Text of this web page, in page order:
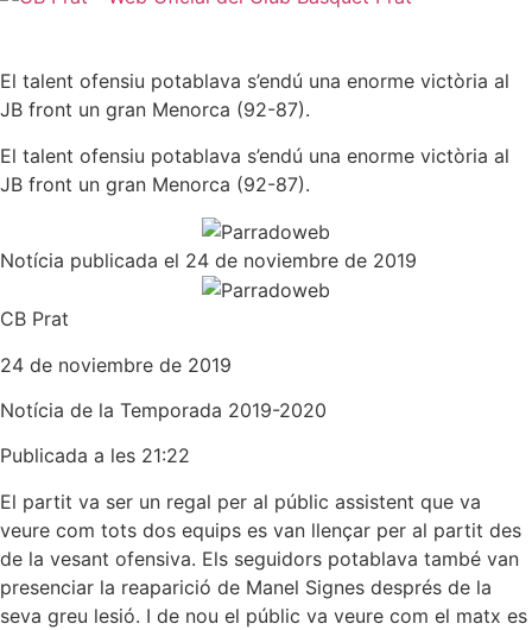
El talent ofensiu potablava s’endú una enorme victòria al
JB front un gran Menorca (92-87).
El talent ofensiu potablava s’endú una enorme victòria al
JB front un gran Menorca (92-87).
Notícia publicada el 24 de noviembre de 2019
CB Prat
24 de noviembre de 2019
Notícia de la Temporada 2019-2020
Publicada a les 21:22
El partit va ser un regal per al públic assistent que va
veure com tots dos equips es van llençar per al partit des
de la vesant ofensiva. Els seguidors potablava també van
presenciar la reaparició de Manel Signes després de la
seva greu lesió. I de nou el públic va veure com el matx es